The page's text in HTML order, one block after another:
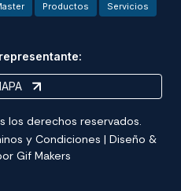
Productos Servicios
los derechos reservados.
y Condiciones | Diseño &
Gif Makers